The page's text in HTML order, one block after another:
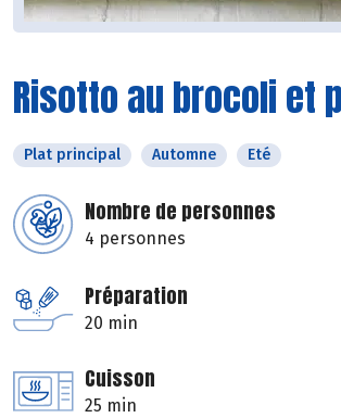
Risotto au brocoli et
Plat principal Automne Eté
Nombre de personnes
4 personnes
Préparation
20 min
Cuisson
25 min